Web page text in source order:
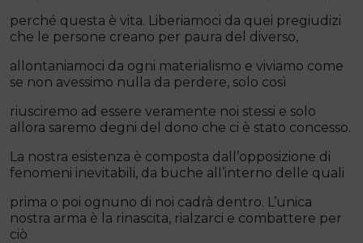
perché questa è vita. Liberiamoci da quei pregiudizi
che le persone creano per paura del diverso,
allontaniamoci da ogni materialismo e viviamo come
se non avessimo nulla da perdere, solo così
riusciremo ad essere veramente noi stessi e solo
allora saremo degni del dono che ci è stato concesso.
La nostra esistenza è composta dall’opposizione di
fenomeni inevitabili, da buche all’interno delle quali
prima o poi ognuno di noi cadrà dentro. L’unica
nostra arma è la rinascita, rialzarci e combattere per
ciò